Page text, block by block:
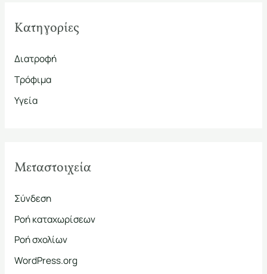
Kατηγορίες
Διατροφή
Τρόφιμα
Υγεία
Μεταστοιχεία
Σύνδεση
Ροή καταχωρίσεων
Ροή σχολίων
WordPress.org